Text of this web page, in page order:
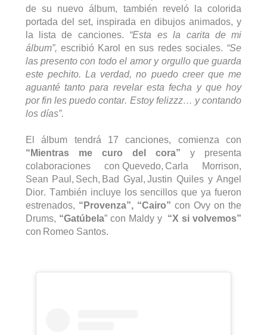
de su nuevo álbum,
también reveló la colorida
portada del set, inspirada en dibujos animados, y
la lista de canciones.
“Esta es la carita de mi
álbum”, escribió Karol en sus redes sociales. “Se
las presento con todo el amor y orgullo que guarda
este pechito. La verdad, no puedo creer que me
aguanté tanto para revelar esta fecha y que hoy
por fin les puedo contar. Estoy felizzz… y contando
los días”.
“Mientras me curo del cora” y presenta
colaboraciones con Quevedo, Carla Morrison
Sean Paul, Sech, Bad Gyal , Justin Quiles y Angel
Dior. También incluye los sencillos que ya fueron
estrenados, “Provenza”, “Cairo” con Ovy on the
Drums, “Gatúbela” con Maldy y “X si volvemos”
con Romeo Santos.